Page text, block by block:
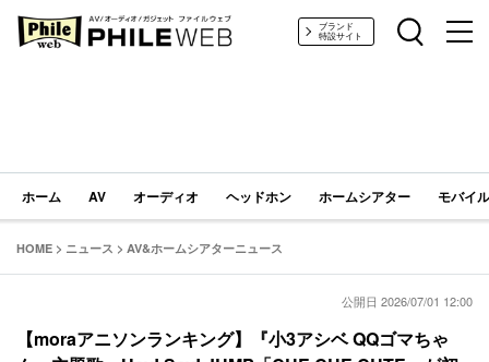
PHILE WEB｜AV/オーディオ/ガジェットブランド
特設サイト
ホーム AV オーディオ ヘッドホン ホームシアター モバイ
HOME > ニュース > AV&ホームシアターニュース
公開日 2026/07/01 12:00
【moraアニソンランキング】『小3アシベ QQゴマちゃ